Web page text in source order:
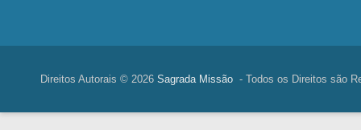
Direitos Autorais © 2026 Sagrada Missão - Todos os Direitos são